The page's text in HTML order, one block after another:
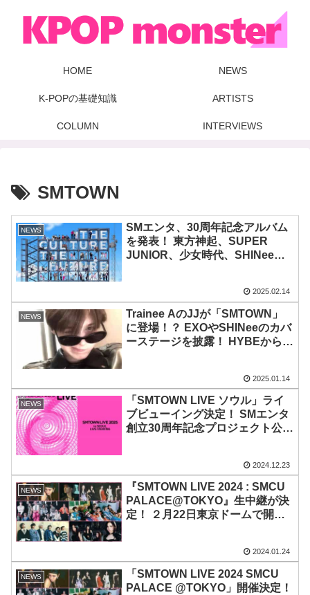
HOME NEWS
K-POPの基礎知識 ARTISTS
COLUMN INTERVIEWS
SMTOWN
NEWS
SMエンタ、30周年記念アルバム
を発表！ 東方神起、SUPER
JUNIOR、少女時代、SHINee、
を公開！ トラックリストには故
ジョンヒョンの「End Of A
Day」も
2025.02.14
NEWS
Trainee AのJJが「SMTOWN」
に登場！？ EXOやSHINeeのカバ
ーステージを披露！ HYBEからの
ちは今どこで何してる？ 2025.01.14
NEWS
「SMTOWN LIVE ソウル」ライ
ブビューイング決定！ SMエンタ
創立30周年記念プロジェクト公
ホ、EXO スホ＆チャンヨル、
Red Velvet、NCT、aespa、
RIIZEなど…豪華SMファミリー総
出演
2024.12.23
NEWS
『SMTOWN LIVE 2024 : SMCU
PALACE@TOKYO』生中継が決
定！ ２月22日東京ドームで開
aespa、RIIZE…豪華SMアーティ
スト大終結
2024.01.24
NEWS
「SMTOWN LIVE 2024 SMCU
PALACE @TOKYO」開催決定！